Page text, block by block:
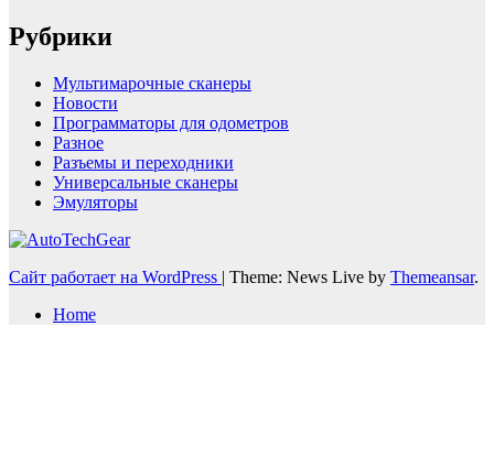
Рубрики
Мультимарочные сканеры
Новости
Программаторы для одометров
Разное
Разъемы и переходники
Универсальные сканеры
Эмуляторы
Сайт работает на WordPress | Theme: News Live by Themeansar.
Home